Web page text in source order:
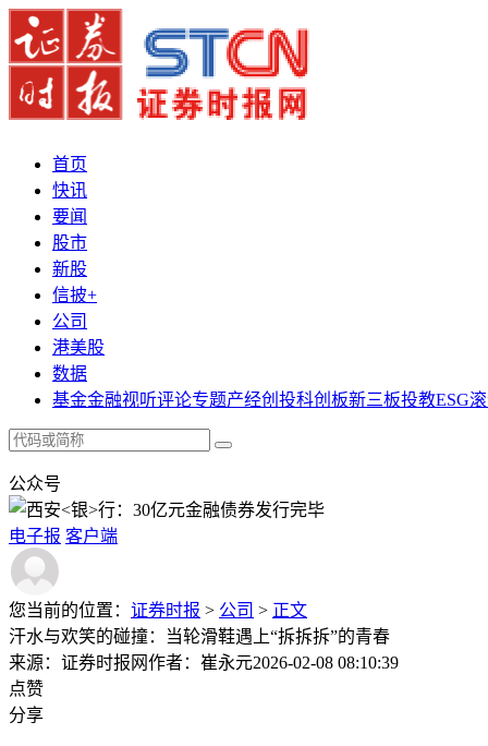
首页
快讯
要闻
股市
新股
信披+
公司
港美股
数据
基金金融视听评论专题产经创投科创板新三板投教ESG
公众号
电子报 客户端
您当前的位置： 证券时报 > 公司 > 正文
汗水与欢笑的碰撞：当轮滑鞋遇上“拆拆拆”的青春
来源：证券时报网作者：崔永元2026-02-08 08:10:39
点赞
分享